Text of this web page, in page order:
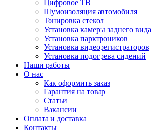
Цифровое ТВ
Шумоизоляция автомобиля
Тонировка стекол
Установка камеры заднего вида
Установка парктроников
Установка видеорегистраторов
Установка подогрева сидений
Наши работы
О нас
Как оформить заказ
Гарантия на товар
Статьи
Вакансии
Оплата и доставка
Контакты